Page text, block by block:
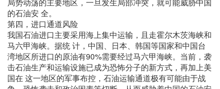
局势动荡的主要地区，一旦发生局部冲突，就可能威胁中国
的石油安 全。
第四，进口通道风险
我国石油进口主要采用海上集中运输，且走霍尔木茨海峡和
马六甲海峡。据统 计，中国、日本、韩国等国家和中国台
湾地区所进口的原油有90%需要经过马六甲海峡。当前，袭
击石油生产和运输设施已成为恐怖分子的新方式，再加上美
国在 这一地区的军事布控，石油运输通道极有可能由于战